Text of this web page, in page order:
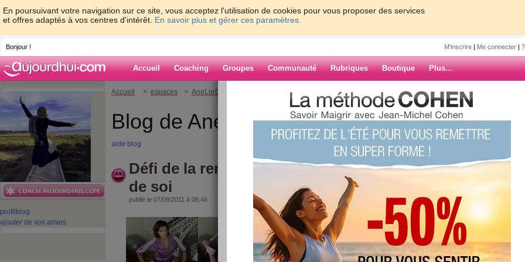
En poursuivant votre navigation sur ce site, vous acceptez l'utilisation de cookies pour vous proposer des services
et offres adaptés à vos centres d'intérêt. En savoir plus et gérer ces paramètres.
Bonjour ! M'inscrire | Me connecter |
Accueil Coaching Groupes Communauté Rubriques Boutique Plus...
profil blog
ajouter de vos amies
Accueil > espaces > AneLorDabo > Défi de la rentrée, 1er défi image de soi
Blog de AneLorDabo
aide blog
Défi de la rentrée, 1er défi image
de soi
publié le 07/09/2011 à 06:46
ARCHIVES